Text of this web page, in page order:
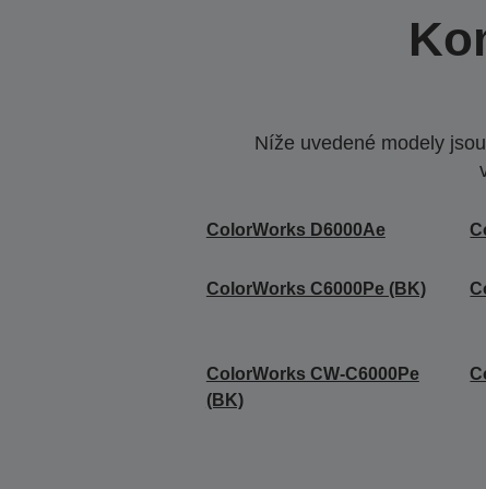
Níže uvedené modely
ColorWorks D6000Ae
ColorWorks C6000Pe (BK)
ColorWorks CW-C6000Pe
(BK)